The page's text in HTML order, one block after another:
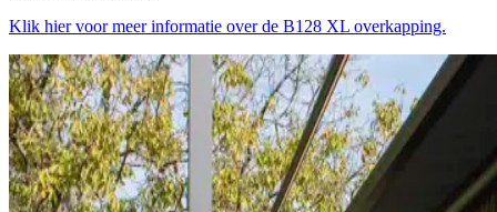
Klik hier voor meer informatie over de B128 XL overkapping.